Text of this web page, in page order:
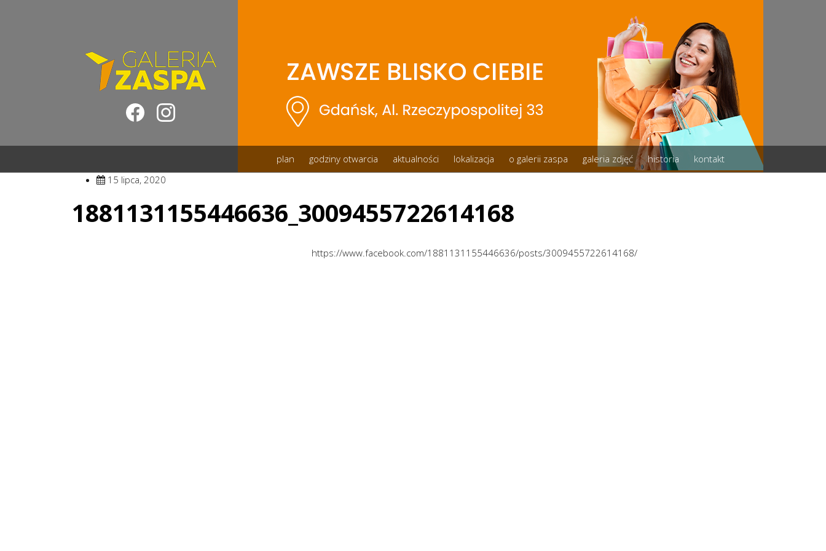
plan godziny otwarcia aktualności lokalizacja o galerii zaspa galeria zdjęć historia
kontakt
15 lipca, 2020
1881131155446636_3009455722614168
https://www.facebook.com/1881131155446636/posts/3009455722614168/